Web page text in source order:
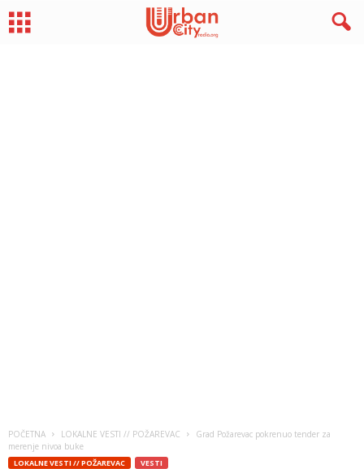
POČETNA LOKALNE VESTI // POŽAREVAC
Grad Požarevac pokrenuo tender za
merenje nivoa buke
LOKALNE VESTI // POŽAREVAC VESTI